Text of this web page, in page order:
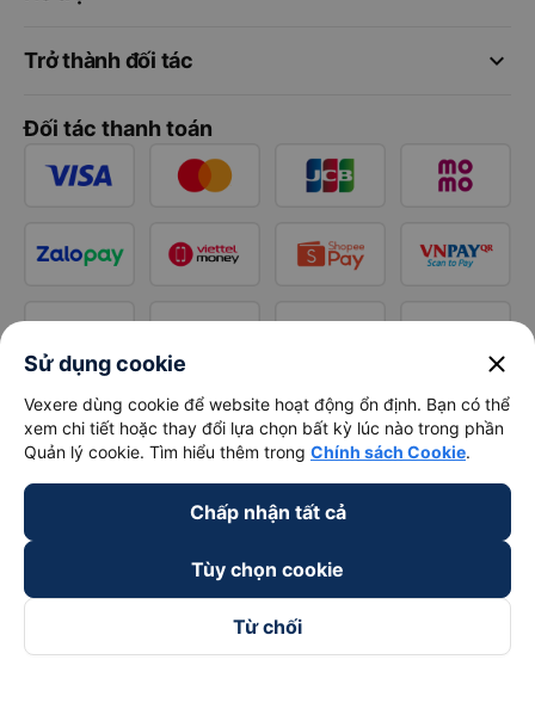
keyboard_arrow_down
Trở thành đối tác
Đối tác thanh toán
Sử dụng cookie close
Vexere dùng cookie để website hoạt động ổn định. Bạn có thể
xem chi tiết hoặc thay đổi lựa chọn bất kỳ lúc nào trong phần
Quản lý cookie. Tìm hiểu thêm trong Chính sách Cookie.
Chấp nhận tất cả
Tùy chọn cookie
Từ chối